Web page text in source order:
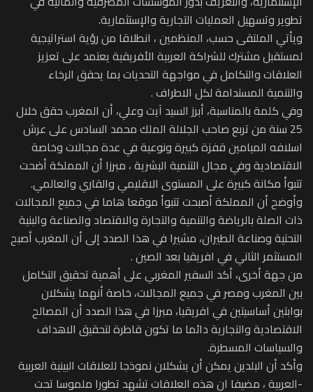
تطوير وتسهيل العمليات التجارية والإستثمارية.
ويأتي الملتقى حسب، المنظمين ، انطلاقا من رؤية استراتيجية
لمستقبل مشترك للشراكة العربية الأفريقية يعتمد على تعزيز
العلاقات والتكامل في مواجهة التحديات بما يحقق الرخاء
والتنمية المستدامة لكل الاطراف .
وفي كلمة بالمناسبة، أبرز السيد آيت وعلي، أن المغرب حقق خلال
25 سنة من تربع صاحب الجلالة الملك محمد السادس على عرش
اسلافه الميامين قفزة كبيرة ونوعية في عدة مجالات وخاصة
الاقتصادية وفي مجال التنمية البشرية ، مبرزا أن المملكة أضحت
تتبوأ مكانة كبيرة على المستوى الاقليمي والقاري والعالمي.
وأوضح أن المملكة أصبحت تتبوأ موقعا هاما في جميع المجالات
ذات الصلة بالرياضة والتنمية والتجارة والاقتصاد والصناعة والبنية
التحتية وصناعة الطيران، مشيرا في هذا الصدد إلى أن المغرب أصبح
المستثمر الثاني في افريقيا بعد الصين .
من جهة أخرى، أكد السفير المغربي على أهمية تحقيق التكامل
بين المغرب ومصر في جميع المجالات، خاصة أنهما يشكلان
بوابتين أساسيتين في افريقيا، مبرزا في هذا الصدد أن المصالح
الاقتصادية والتجارية دائما ما تكون قاطرة لتحقيق الاهداف
والسياسات المسطرة.
وأكد أن البلدين يمكن أن يشكلان نموذجا للعلاقات البينية العربية
-العربية ، مضيفا ان هذه العلاقات تشهد تطورا ملموسا تحت